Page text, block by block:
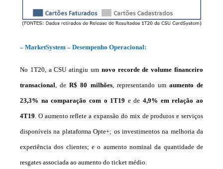
– MarketSystem – Desempenho Operacional:
No 1T20, a CSU atingiu um novo recorde de volume financeiro
transacional, deR$ 80 milhões, representando um aumento de
23,3% na comparação com o 1T19 e de4,9% em relação ao
4T19. O aumento reflete a expansão do mix de produtos e serviços
disponíveis na plataforma Opte+; os investimentos na melhoria da
experiência dos clientes; e o aumento nominal da quantidade de
resgates associada ao aumento do ticket médio.